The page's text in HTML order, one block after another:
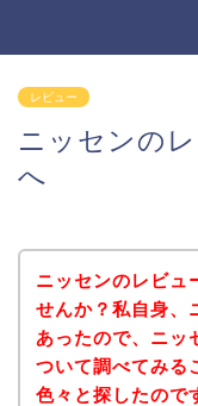
レビュー
ニッセンの
へ
ニッセンのレビュ
せんか？私自身、
あったので、ニッ
ついて調べてみる
色々と探したので